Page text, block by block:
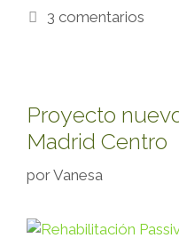
3 comentarios
Proyecto
Madrid Centro
porVanesa